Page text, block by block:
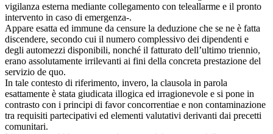
vigilanza esterna mediante collegamento con teleallarme e il pronto
intervento in caso di emergenza-.
Appare esatta ed immune da censure la deduzione che se ne è fatta
discendere, secondo cui il numero complessivo dei dipendenti e
degli automezzi disponibili, nonché il fatturato dell’ultimo triennio,
erano assolutamente irrilevanti ai fini della concreta prestazione del
servizio de quo.
In tale contesto di riferimento, invero, la clausola in parola
esattamente è stata giudicata illogica ed irragionevole e si pone in
contrasto con i principi di favor concorrentiae e non contaminazione
tra requisiti partecipativi ed elementi valutativi derivanti dai precetti
comunitari.